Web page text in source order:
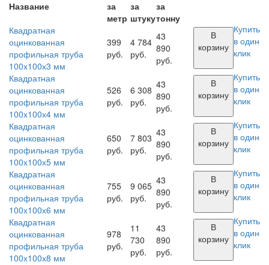
Название
за
метр
за
штуку
за
тонну
Квадратная
оцинкованная
профильная труба
100х100х3 мм
399
руб.
4 784
руб.
43
890
руб.
В
корзину
Купить
в один
клик
Квадратная
оцинкованная
профильная труба
100х100х4 мм
526
руб.
6 308
руб.
43
890
руб.
В
корзину
Купить
в один
клик
Квадратная
оцинкованная
профильная труба
100х100х5 мм
650
руб.
7 803
руб.
43
890
руб.
В
корзину
Купить
в один
клик
Квадратная
оцинкованная
профильная труба
100х100х6 мм
755
руб.
9 065
руб.
43
890
руб.
В
корзину
Купить
в один
клик
Квадратная
оцинкованная
профильная труба
100х100х8 мм
978
руб.
11
730
руб.
43
890
руб.
В
корзину
Купить
в один
клик